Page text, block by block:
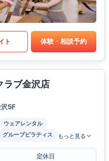
ト 体験・相談予約
ラブ金沢店
5F
ウェアレンタル
グループピラティス もっと見る
定休日